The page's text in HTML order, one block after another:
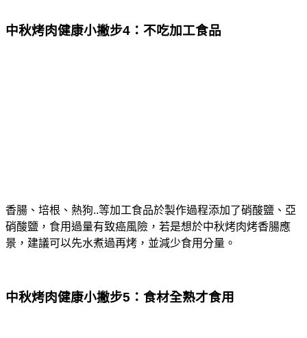
中秋烤肉健康小撇步4：不吃加工食品
香腸、培根、熱狗..等加工食品於製作過程添加了硝酸鹽、亞
硝酸鹽，食用過量有致癌風險，若是想於中秋烤肉烤香腸應
景，建議可以先水煮過再烤，並減少食用分量。
中秋烤肉健康小撇步5：食材全熟才食用